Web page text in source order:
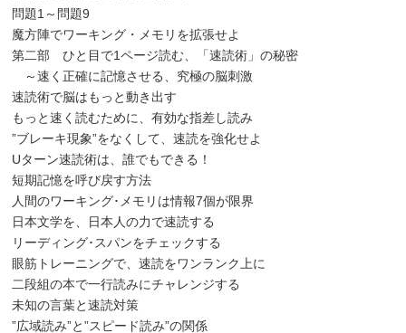
問題1～問題9
魔方陣でワーキング・メモリを拡張せよ
第二部 ひと目で1ページ読む、「速読術」の秘密
～速く正確に記憶させる、究極の脳刺激
速読術で脳はもっと動き出す
もっと速く読むために、有効な指差し読み
”ブレーキ現象”をなくして、速読を強化せよ
Uターン速読術は、誰でもできる！
短期記憶を呼び戻す方法
人間のワーキング･メモリは情報7個が限界
日本文学を、日本人の力で速読する
リーディング･スパンをチェックする
眼筋トレーニングで、速読をワンランク上に
二段組の本で一行読みにチャレンジする
未知の言葉と速読対策
”広域読み”と”スピード読み”の関係